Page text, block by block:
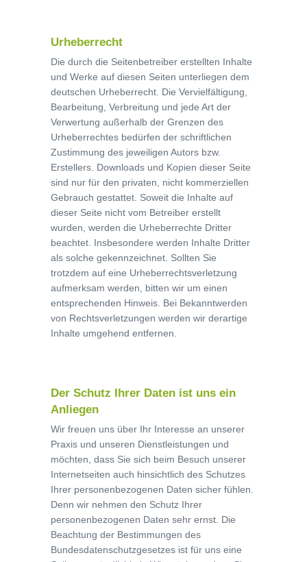
Urheberrecht
Die durch die Seitenbetreiber erstellten Inhalte
und Werke auf diesen Seiten unterliegen dem
deutschen Urheberrecht. Die Vervielfältigung,
Bearbeitung, Verbreitung und jede Art der
Verwertung außerhalb der Grenzen des
Urheberrechtes bedürfen der schriftlichen
Zustimmung des jeweiligen Autors bzw.
Erstellers. Downloads und Kopien dieser Seite
sind nur für den privaten, nicht kommerziellen
Gebrauch gestattet. Soweit die Inhalte auf
dieser Seite nicht vom Betreiber erstellt
wurden, werden die Urheberrechte Dritter
beachtet. Insbesondere werden Inhalte Dritter
als solche gekennzeichnet. Sollten Sie
trotzdem auf eine Urheberrechtsverletzung
aufmerksam werden, bitten wir um einen
entsprechenden Hinweis. Bei Bekanntwerden
von Rechtsverletzungen werden wir derartige
Inhalte umgehend entfernen.
Der Schutz Ihrer Daten ist uns ein
Anliegen
Wir freuen uns über Ihr Interesse an unserer
Praxis und unseren Dienstleistungen und
möchten, dass Sie sich beim Besuch unserer
Internetseiten auch hinsichtlich des Schutzes
Ihrer personenbezogenen Daten sicher fühlen.
Denn wir nehmen den Schutz Ihrer
personenbezogenen Daten sehr ernst. Die
Beachtung der Bestimmungen des
Bundesdatenschutzgesetzes ist für uns eine